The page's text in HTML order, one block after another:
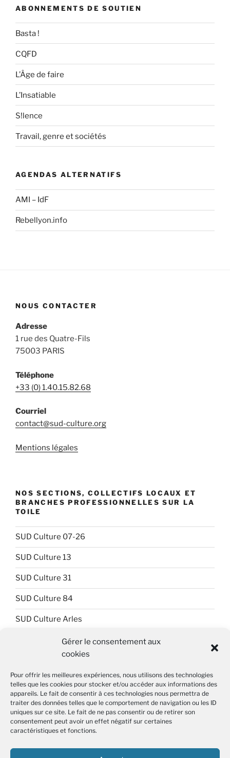
Gérer le consentement aux
cookies
Pour offrir les meilleures expériences, nous utilisons des technologies
telles que les cookies pour stocker et/ou accéder aux informations des
appareils. Le fait de consentir à ces technologies nous permettra de
traiter des données telles que le comportement de navigation ou les ID
uniques sur ce site. Le fait de ne pas consentir ou de retirer son
consentement peut avoir un effet négatif sur certaines
caractéristiques et fonctions.
ABONNEMENTS DE SOUTIEN
Basta !
CQFD
L’Âge de faire
L’Insatiable
S!lence
Travail, genre et sociétés
AGENDAS ALTERNATIFS
AMI – IdF
Rebellyon.info
NOUS CONTACTER
Adresse
1 rue des Quatre-Fils
75003 PARIS
Téléphone
+33 (0) 1.40.15.82.68
Courriel
contact@sud-culture.org
Mentions légales
NOS SECTIONS, COLLECTIFS LOCAUX ET
BRANCHES PROFESSIONNELLES SUR LA
TOILE
SUD Culture 07-26
SUD Culture 13
SUD Culture 31
SUD Culture 84
SUD Culture Arles
SUD Culture Art Architecture
SUD Culture Bibliothèque nationale de France (BnF)
SUD Culture Métiers du livre
SUD Culture MICAM IDF